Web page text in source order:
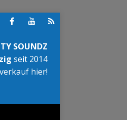
SOUNDZ
seit 2014
hier!